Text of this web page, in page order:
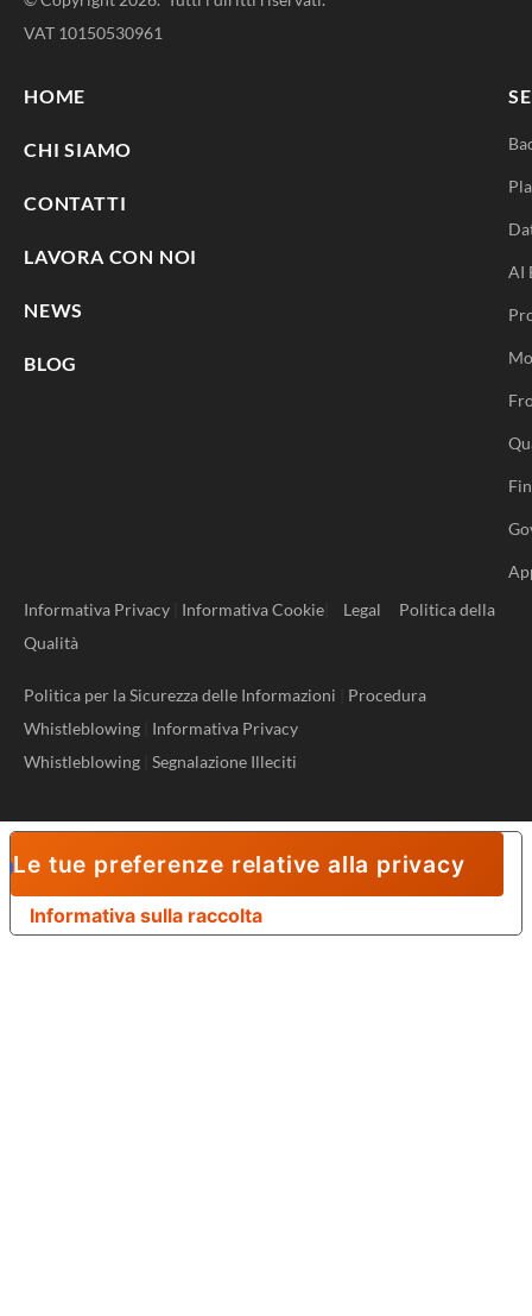
VAT 10150530961
HOME
CHI SIAMO
CONTATTI
LAVORA CON NOI
NEWS
BLOG
AI
Informativa Privacy
Informativa Cookie Legal
Politica della
Qualità
Politica per la Sicurezza delle Informazioni
Procedura
Whistleblowing
Informativa Privacy
Whistleblowing Segnalazione Illeciti
Informativa sulla raccolta
Le tue preferenze relative alla privacy